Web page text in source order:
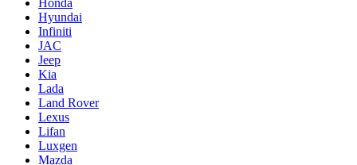
Honda
Hyundai
Infiniti
JAC
Jeep
Kia
Lada
Land Rover
Lexus
Lifan
Luxgen
Mazda